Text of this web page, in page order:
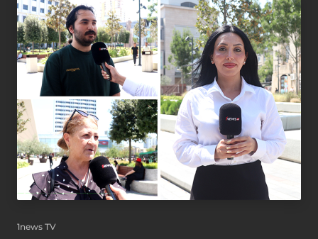
1news TV